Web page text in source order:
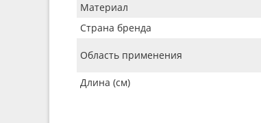
Материал
Страна бренда
Область применения
Длина (см)